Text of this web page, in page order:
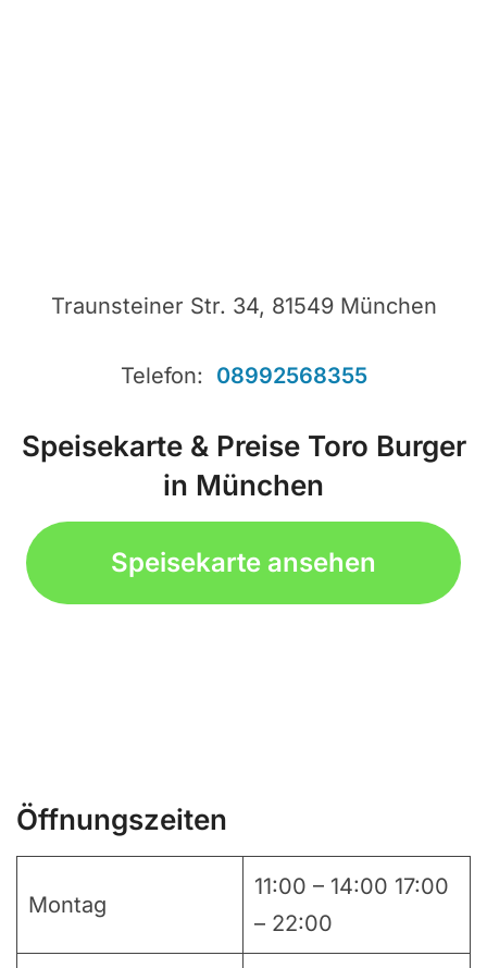
Traunsteiner Str. 34, 81549 München
Telefon: 08992568355
Speisekarte & Preise Toro Burger
in München
Speisekarte ansehen
Öffnungszeiten
Montag
11:00 – 14:00 17:00
– 22:00